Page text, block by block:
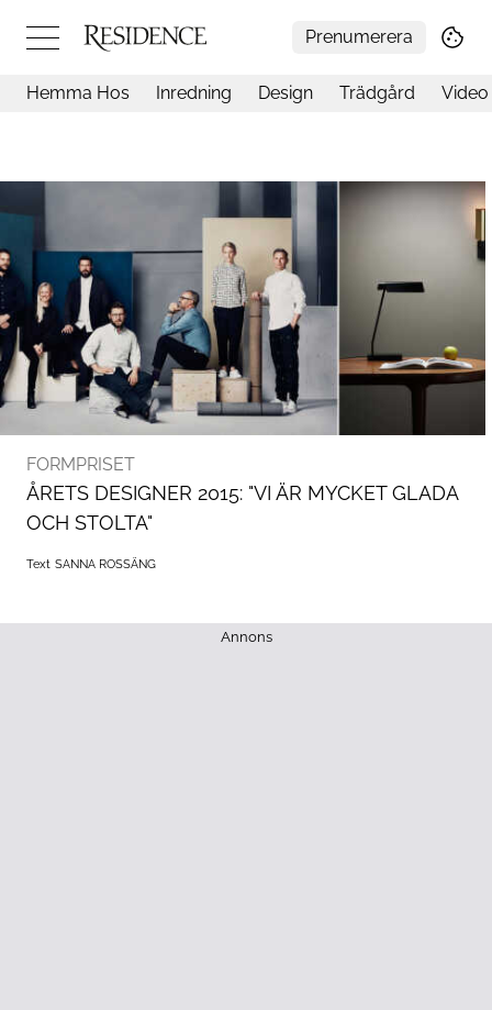
Prenumerera
Trädgård
Video
Inredning
Livsstil
Resor
Mat & Dryck
Influencers
Mer
Hemma Hos Inredning Design Trädgård Video
FORMPRISET
ÅRETS DESIGNER 2015: "VI ÄR MYCKET GLADA
OCH STOLTA"
Text SANNA ROSSÄNG
Annons